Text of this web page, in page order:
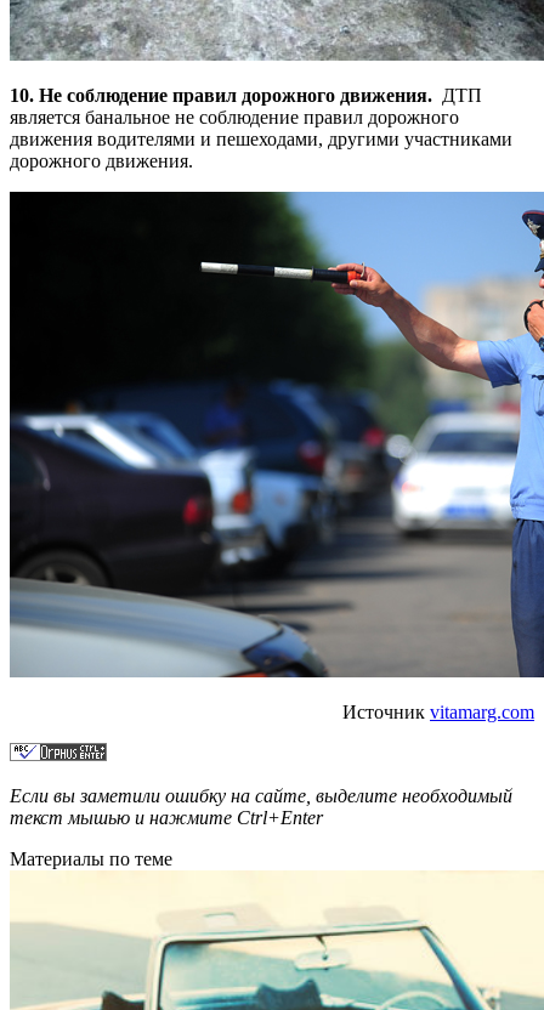
10. Не соблюдение правил дорожного движения. ДТП
является банальное не соблюдение правил дорожного
движения водителями и пешеходами, другими участниками
дорожного движения.
Источник vitamarg.com
Если вы заметили ошибку на сайте, выделите необходимый
текст мышью и нажмите Ctrl+Enter
Материалы по теме